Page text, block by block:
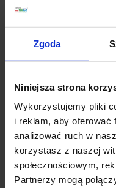
Zgoda
Niniejsza strona
Wykorzystujemy pliki
i reklam, aby oferować
analizować ruch w
korzystasz z naszej
społecznościowym,
Partnerzy mogą
OXYLED PERO SQ/RO
ledowe oczko
cofnięty w głąb
naturalna. Oprawę
ogólnego w
gabinecie, a także w
restauracjach.
Dane techniczne: